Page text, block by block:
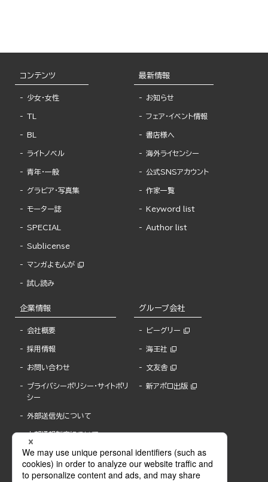
コンテンツ
少女・女性
TL
BL
ライトノベル
青年・一般
グラビア・写真集
モーター誌
SPECIAL
Sublicense
マンガよもんが
試し読み
最新情報
お知らせ
フェア・イベント情報
書店様へ
海外ライセンシー
公式SNSアカウント
作家一覧
Keyword list
Author list
企業情報
会社概要
採用情報
お問い合わせ
プライバシーポリシー・サイトポリ
シー
外部送信先について
内部通報制度について
グループ会社
ビーグリー
海王社
文友舎
新アポロ出版